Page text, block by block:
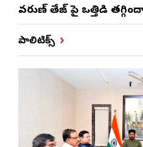
వరుణ్ తేజ్‌ పై ఒత్తిడి
పాలిటిక్స్